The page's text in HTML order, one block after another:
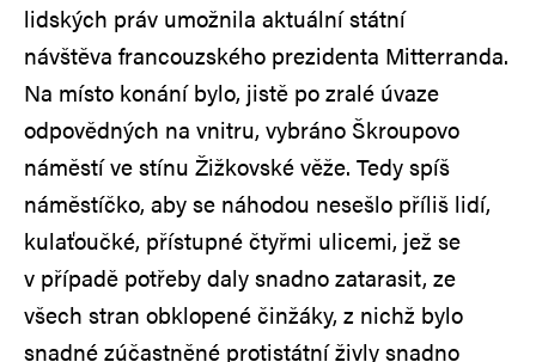
lidských práv umožnila aktuální státní
návštěva francouzského prezidenta Mitterranda.
Na místo konání bylo, jistě po zralé úvaze
odpovědných na vnitru, vybráno Škroupovo
náměstí ve stínu Žižkovské věže. Tedy spíš
náměstíčko, aby se náhodou nesešlo příliš lidí,
kulaťoučké, přístupné čtyřmi ulicemi, jež se
v případě potřeby daly snadno zatarasit, ze
všech stran obklopené činžáky, z nichž bylo
snadné zúčastněné protistátní živly snadno